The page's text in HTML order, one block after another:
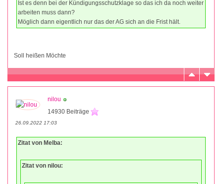
Ist es denn bei der Kündigungsschutzklage so das ich da noch weiter
arbeiten muss dann?
Möglich dann eigentlich nur das der AG sich an die Frist hält.
Soll heißen Möchte
nilou
14930 Beiträge
26.09.2022 17:03
Zitat von Melba:
Zitat von nilou: